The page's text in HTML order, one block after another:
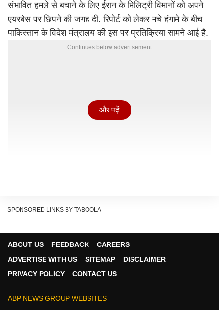
संभावित हमले से बचाने के लिए ईरान के मिलिट्री विमानों को अपने
एयरबेस पर छिपने की जगह दी. रिपोर्ट को लेकर मचे हंगामे के बीच
पाकिस्तान के विदेश मंत्रालय की इस पर प्रतिक्रिया सामने आई है.
Continues below advertisement
सीजफायर के बाद ईरान ने अपने विमान पाकिस्तान के रावलपिंडी
और पढ़ें
SPONSORED LINKS BY TABOOLA
ABOUT US FEEDBACK
CAREERS
ADVERTISE WITH US
SITEMAP
DISCLAIMER
PRIVACY POLICY
CONTACT US
ABP NEWS GROUP WEBSITES